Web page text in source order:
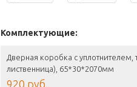
Комплектующие:
Дверная коробка с
лиственница), 65*30*2070мм
920 руб.